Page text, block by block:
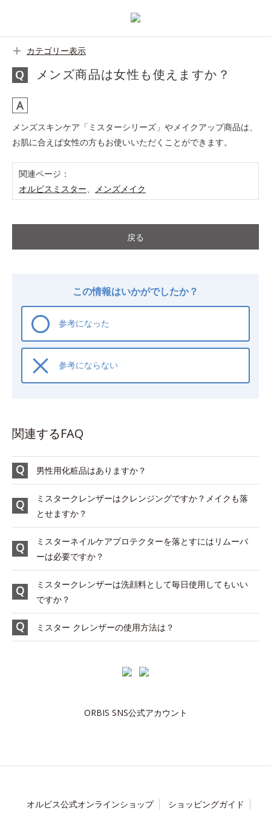
カテゴリー表示
メンズ商品は女性も使えますか？
メンズスキンケア「ミスターシリーズ」やメイクアップ商品は、
お肌に合えば女性の方もお使いいただくことができます。
関連ページ：
オルビスミスター、 メンズメイク
戻る
この情報はいかがでしたか？
参考になった
参考にならない
関連するFAQ
男性用化粧品はありますか？
ミスタークレンザーはクレンジングですか？メイクも落
とせますか？
ミスターネイルケアプロテクターを落とすにはリムーバ
ーは必要ですか？
ミスタークレンザーは洗顔料として毎日使用してもいい
ですか？
ミスター クレンザーの使用方法は？
ORBIS SNS公式アカウント
オルビス公式オンラインショップ ショッピングガイド